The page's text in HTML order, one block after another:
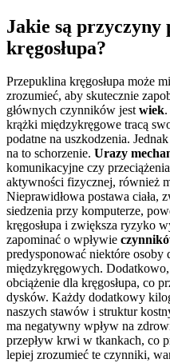
Jakie są
kręgosłupa?
Przepuklina kręgosłupa może
zrozumieć, aby skutecznie
głównych czynników jestwiek
krążki międzykręgowe tracą
podatne na uszkodzenia.
na to schorzenie. Urazy
komunikacyjne czy
aktywności fizycznej, również
Nieprawidłowa postawa ciała,
siedzenia przy komputerze,
kręgosłupa i zwiększa ryzyko
zapominać o wpływie
predysponować niektóre osoby
międzykręgowych. Dodatkowo,
obciążenie dla kręgosłupa, co
dysków. Każdy dodatkowy
naszych stawów i struktur
ma negatywny wpływ na
przepływ krwi w tkankach, co
lepiej zrozumieć te czynniki,